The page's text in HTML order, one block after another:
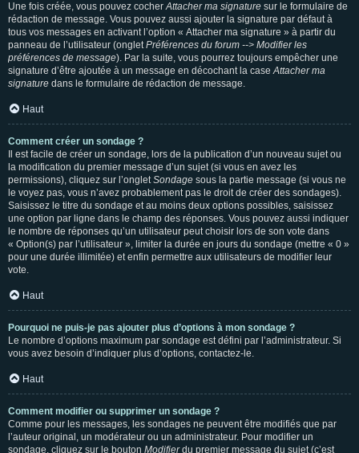
Une fois créée, vous pouvez cocherAttacher ma signature sur le formulaire de
rédaction de message. Vous pouvez aussi ajouter la signature par défaut à
tous vos messages en activant l’option « Attacher ma signature » à partir du
panneau de l’utilisateur (ongletPréférences du forum --> Modifier les
préférences de message). Par la suite, vous pourrez toujours empêcher une
signature d’être ajoutée à un message en décochant la caseAttacher ma
signature dans le formulaire de rédaction de message.
Haut
Comment créer un sondage ?
Il est facile de créer un sondage, lors de la publication d’un nouveau sujet ou
la modification du premier message d’un sujet (si vous en avez les
permissions), cliquez sur l’ongletSondage sous la partie message (si vous ne
le voyez pas, vous n’avez probablement pas le droit de créer des sondages).
Saisissez le titre du sondage et au moins deux options possibles, saisissez
une option par ligne dans le champ des réponses. Vous pouvez aussi indiquer
le nombre de réponses qu’un utilisateur peut choisir lors de son vote dans
« Option(s) par l’utilisateur », limiter la durée en jours du sondage (mettre « 0 »
pour une durée illimitée) et enfin permettre aux utilisateurs de modifier leur
vote.
Haut
Pourquoi ne puis-je pas ajouter plus d’options à mon sondage ?
Le nombre d’options maximum par sondage est défini par l’administrateur. Si
vous avez besoin d’indiquer plus d’options, contactez-le.
Haut
Comment modifier ou supprimer un sondage ?
Comme pour les messages, les sondages ne peuvent être modifiés que par
l’auteur original, un modérateur ou un administrateur. Pour modifier un
sondage, cliquez sur le bouton Modifierdu premier message du sujet (c’est